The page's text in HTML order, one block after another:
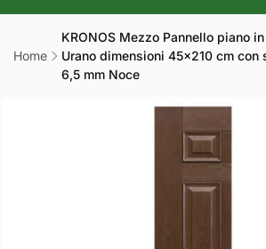
Home
KRONOS Mezzo Pannello piano
Urano dimensioni 45x210 cm con
6,5 mm Noce